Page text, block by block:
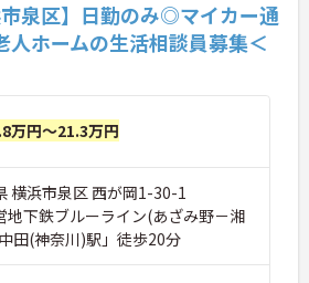
市泉区】日勤のみ◎マイカー通
ホームの生活相談員募集＜
万円～21.3万円
横浜市泉区 西が岡1-30-1
地下鉄ブルーライン(あざみ野－湘
田(神奈川)駅」徒歩20分